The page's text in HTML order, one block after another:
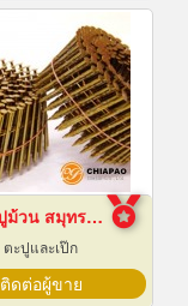
ผู้ผลิตตะปูม้วน สมุทรปราการ
ตะปูและเป๊ก
ติดต่อผู้ขาย